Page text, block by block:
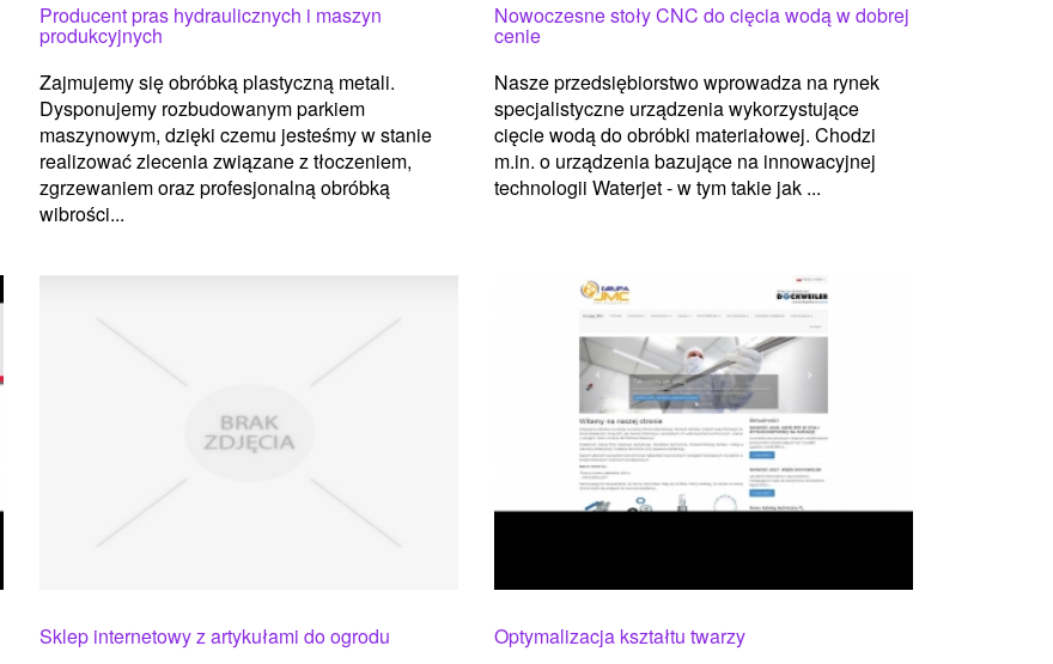
Producent pras hydraulicznych i maszyn
produkcyjnych
Zajmujemy się obróbką plastyczną metali.
Dysponujemy rozbudowanym parkiem
maszynowym, dzięki czemu jesteśmy w stanie
realizować zlecenia związane z tłoczeniem,
zgrzewaniem oraz profesjonalną obróbką
wibrości...
Nowoczesne stoły CNC do cięcia wodą w dobrej
cenie
Nasze przedsiębiorstwo wprowadza na rynek
specjalistyczne urządzenia wykorzystujące
cięcie wodą do obróbki materiałowej. Chodzi
m.in. o urządzenia bazujące na innowacyjnej
technologii Waterjet - w tym takie jak ...
Sklep internetowy z artykułami do ogrodu
Optymalizacja kształtu twarzy